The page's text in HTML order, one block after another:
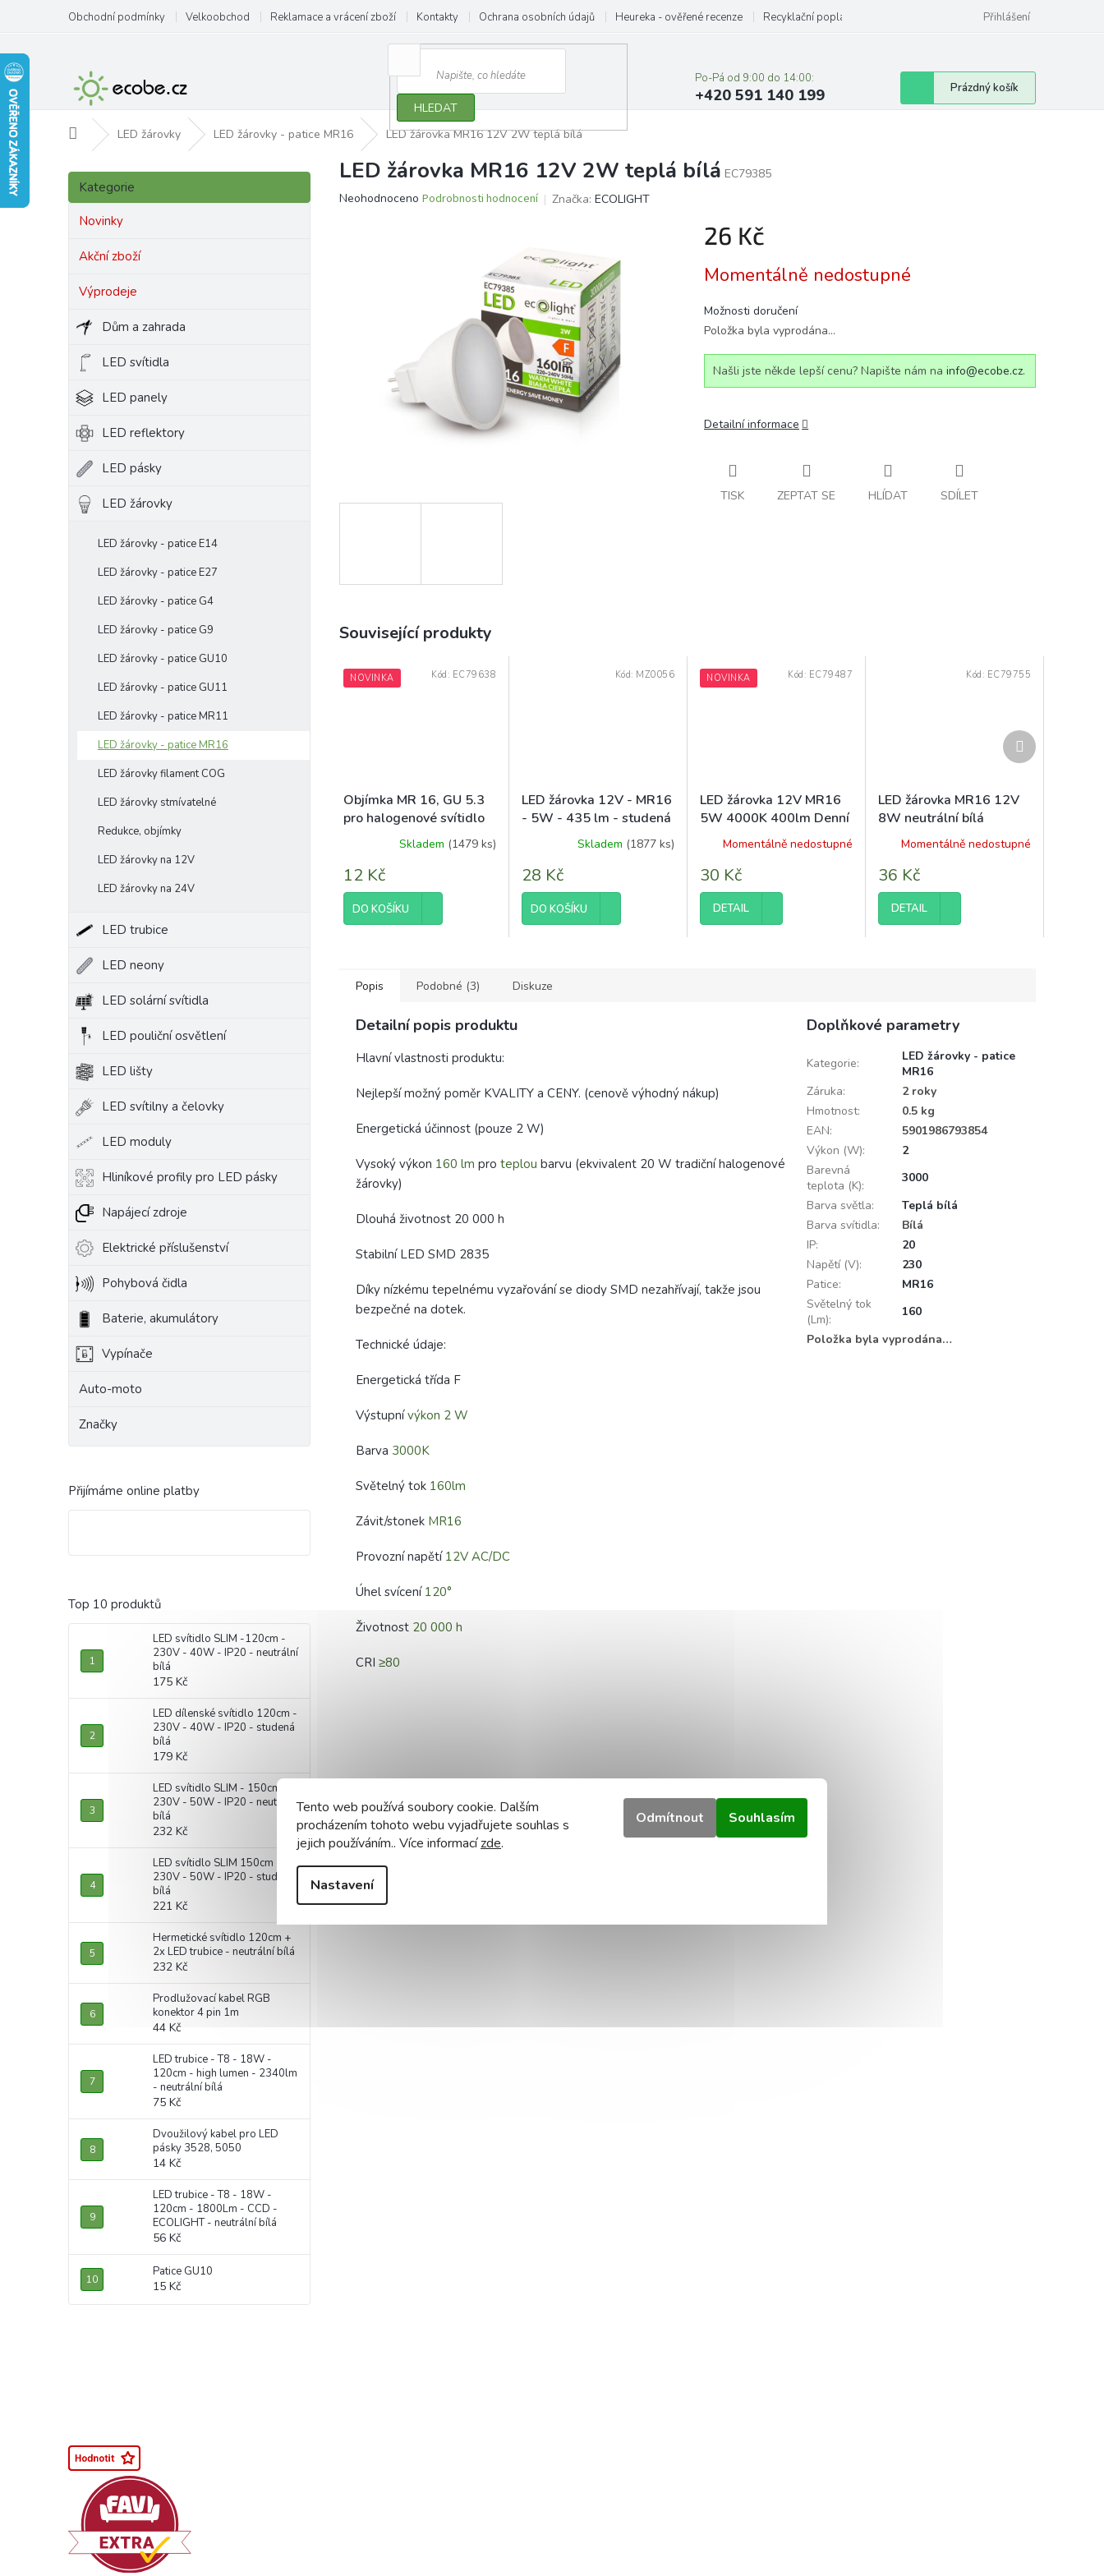
Tento web používá soubory cookie. Dalším
procházením tohoto webu vyjadřujete souhlas s
jejich používáním.. Více informacízde.
Nastavení
Odmítnout Souhlasím
obsah
Obchodní podmínky Velkoobchod Reklamace a vrácení zboží Kontakty Ochrana osobních údajů Heureka - ověřené recenze Recyklační poplatky Přihlášení
HLEDAT
Po-Pá od 9:00 do 14:00:
+420 591 140 199
Nákupní
košík
Prázdný košík
Domů LED žárovky LED žárovky - patice MR16 LED žárovka MR16 12V 2W teplá bílá
P
s
p
Přeskočit
kategorie
Kategorie
Novinky
Akční zboží
Výprodeje
Dům a zahrada
LED svítidla
LED panely
LED reflektory
LED pásky
LED žárovky
LED žárovky - patice E14
LED žárovky - patice E27
LED žárovky - patice G4
LED žárovky - patice G9
LED žárovky - patice GU10
LED žárovky - patice GU11
LED žárovky - patice MR11
LED žárovky - patice MR16
LED žárovky filament COG
LED žárovky stmívatelné
Redukce, objímky
LED žárovky na 12V
LED žárovky na 24V
LED trubice
LED neony
LED solární svítidla
LED pouliční osvětlení
LED lišty
LED svítilny a čelovky
LED moduly
Hliníkové profily pro LED pásky
Napájecí zdroje
Elektrické příslušenství
Pohybová čidla
Baterie, akumulátory
Vypínače
Auto-moto
Značky
Přijímáme online platby
Top 10 produktů
LED svítidlo SLIM -120cm -
230V - 40W - IP20 - neutrální
bílá
175 Kč
LED dílenské svítidlo 120cm -
230V - 40W - IP20 - studená
bílá
179 Kč
LED svítidlo SLIM - 150cm -
230V - 50W - IP20 - neutrální
bílá
232 Kč
LED svítidlo SLIM 150cm -
230V - 50W - IP20 - studená
bílá
221 Kč
Hermetické svítidlo 120cm +
2x LED trubice - neutrální bílá
232 Kč
Prodlužovací kabel RGB
konektor 4 pin 1m
44 Kč
LED trubice - T8 - 18W -
120cm - high lumen - 2340lm
- neutrální bílá
75 Kč
Dvoužilový kabel pro LED
pásky 3528, 5050
14 Kč
LED trubice - T8 - 18W -
120cm - 1800Lm - CCD -
ECOLIGHT - neutrální bílá
56 Kč
Patice GU10
15 Kč
LED žárovka MR16 12V 2W teplá bílá EC79385
Průměrné
Neohodnoceno Podrobnosti hodnocení Značka: ECOLIGHT
26 Kč
cena:
Momentálně nedostupné
Možnosti doručení
Položka byla vyprodána…
Našli jste někde lepší cenu? Napište nám na info@ecobe.cz.
Detailní informace
TISK ZEPTAT SE HLÍDAT SDÍLET
Související produkty
NOVINKA
Objímka MR 16, GU 5.3
pro halogenové svítidlo
MR16 Porcelánová
Skladem (1479 ks)
12 Kč
DO KOŠÍKU
Kód: EC79638
LED žárovka 12V - MR16
- 5W - 435 lm - studená
Skladem (1877 ks)
28 Kč
DO KOŠÍKU
Kód: MZ0056 NOVINKA
LED žárovka 12V MR16
5W 4000K 400lm Denní
světlo Neutrální
Momentálně nedostupné
30 Kč
DETAIL
Kód: EC79487
LED žárovka MR16 12V
8W neutrální bílá
Momentálně nedostupné
36 Kč
DETAIL
Kód: EC79755
Další
produkt
Popis Podobné (3) Diskuze
Detailní popis produktu
Hlavní vlastnosti produktu:
Nejlepší možný poměr KVALITY a CENY. (cenově výhodný nákup)
Energetická účinnost (pouze 2 W)
Vysoký výkon 160 lm pro teplou barvu (ekvivalent 20 W tradiční halogenové
žárovky)
Dlouhá životnost 20 000 h
Stabilní LED SMD 2835
Díky nízkému tepelnému vyzařování se diody SMD nezahřívají, takže jsou
bezpečné na dotek.
Technické údaje:
Energetická třída F
Výstupnívýkon 2 W
Barva 3000K
Světelný tok 160lm
Závit/stonek MR16
Provozní napětí 12V AC/DC
Úhel svícení 120°
Životnost 20 000 h
CRI ≥80
Doplňkové parametry
Kategorie:
LED žárovky - patice
MR16
Záruka:
2 roky
Hmotnost:
0.5 kg
EAN:
5901986793854
Výkon (W):
2
Barevná
teplota (K):
3000
Barva světla:
Teplá bílá
Barva svítidla:
Bílá
IP:
20
Napětí (V):
230
Patice:
MR16
Světelný tok
(Lm):
160
Položka byla vyprodána…